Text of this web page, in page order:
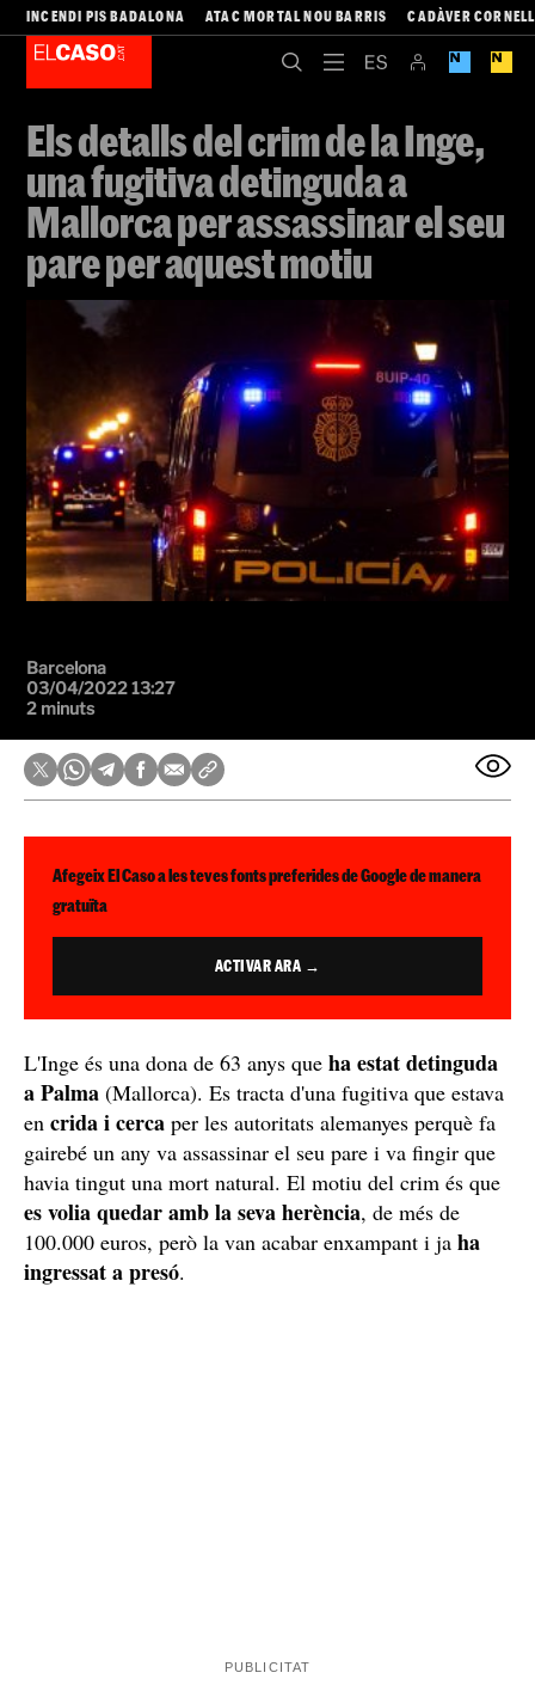
INCENDI PIS BADALONA ATAC MORTAL NOU BARRIS CADÀVER
Els detalls del crim de la Inge,
una fugitiva detinguda a
Mallorca per assassinar el seu
pare per aquest motiu
Barcelona
03/04/2022 13:27
2 minuts
Afegeix El Caso a les teves fonts preferides de Google de manera
gratuïta
ACTIVAR ARA →
L'Inge és una dona de 63 anys que ha estat detinguda
a Palma (Mallorca). Es tracta d'una fugitiva que estava
en crida i cerca per les autoritats alemanyes perquè fa
gairebé un any va assassinar el seu pare i va fingir que
havia tingut una mort natural. El motiu del crim és que
es volia quedar amb la seva herència, de més de
100.000 euros, però la van acabar enxampant i ja ha
ingressat a presó.